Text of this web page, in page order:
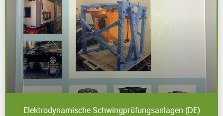
Elektrodynamische Schwingprüfungsanlagen (DE)